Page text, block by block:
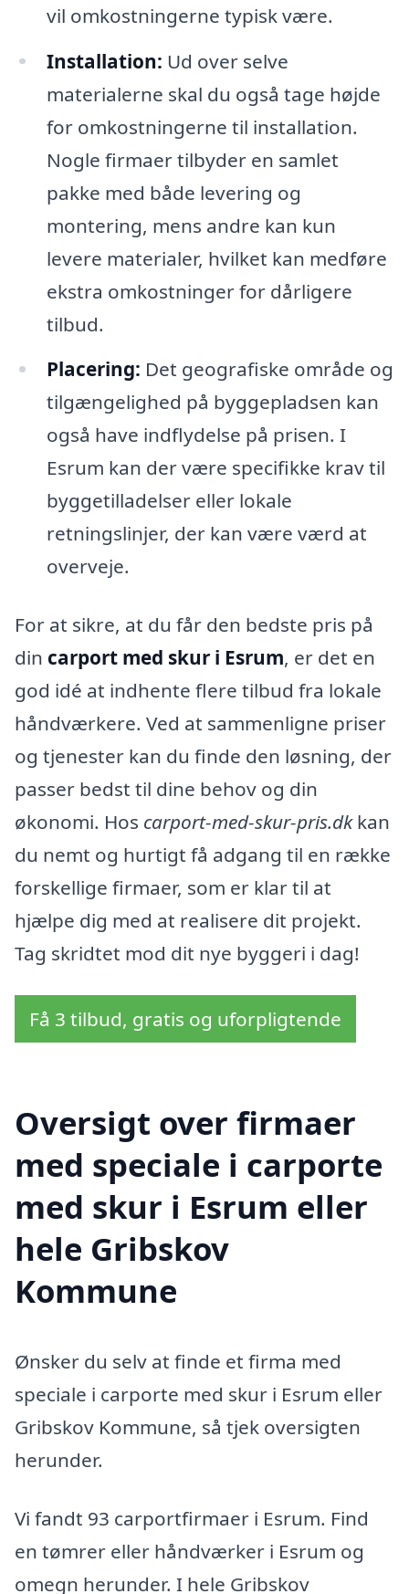
vil omkostningerne typisk være.
Installation: Ud over selve
materialerne skal du også tage højde
for omkostningerne til installation.
Nogle firmaer tilbyder en samlet
pakke med både levering og
montering, mens andre kan kun
levere materialer, hvilket kan medføre
ekstra omkostninger for dårligere
tilbud.
Placering: Det geografiske område og
tilgængelighed på byggepladsen kan
også have indflydelse på prisen. I
Esrum kan der være specifikke krav til
byggetilladelser eller lokale
retningslinjer, der kan være værd at
overveje.
For at sikre, at du får den bedste pris på
din carport med skur i Esrum, er det en
god idé at indhente flere tilbud fra lokale
håndværkere. Ved at sammenligne priser
og tjenester kan du finde den løsning, der
passer bedst til dine behov og din
økonomi. Hos carport-med-skur-pris.dkkan
du nemt og hurtigt få adgang til en række
forskellige firmaer, som er klar til at
hjælpe dig med at realisere dit projekt.
Tag skridtet mod dit nye byggeri i dag!
Få 3 tilbud, gratis og uforpligtende
Oversigt over firmaer
med speciale i carporte
med skur i Esrum eller
hele Gribskov
Kommune
Ønsker du selv at finde et firma med
speciale i carporte med skur i Esrum eller
Gribskov Kommune, så tjek oversigten
herunder.
Vi fandt 93 carportfirmaer i Esrum. Find
en tømrer eller håndværker i Esrum og
omegn herunder. I hele Gribskov